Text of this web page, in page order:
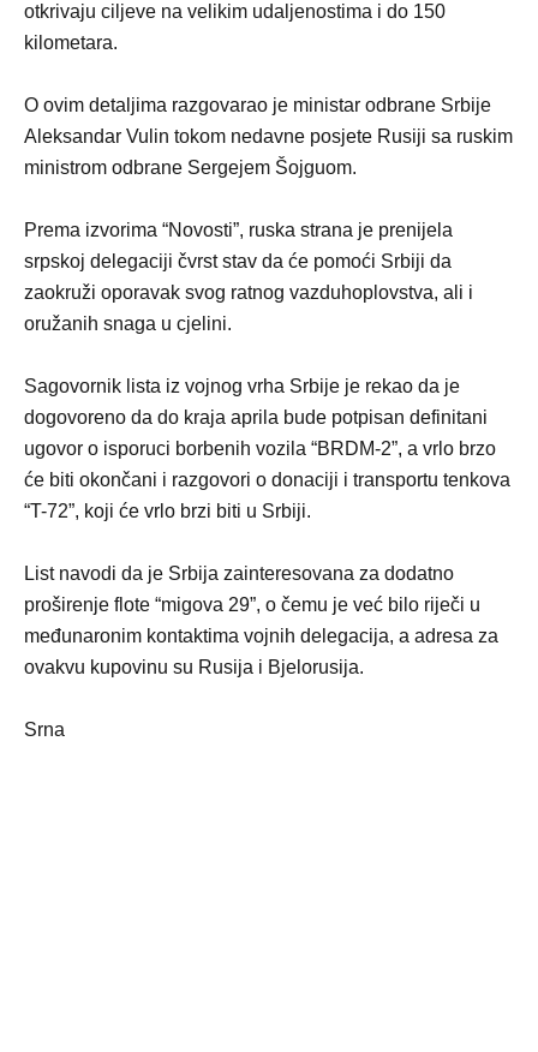
otkrivaju ciljeve na velikim udaljenostima i do 150
kilometara.
O ovim detaljima razgovarao je ministar odbrane Srbije
Aleksandar Vulin tokom nedavne posjete Rusiji sa ruskim
ministrom odbrane Sergejem Šojguom.
Prema izvorima “Novosti”, ruska strana je prenijela
srpskoj delegaciji čvrst stav da će pomoći Srbiji da
zaokruži oporavak svog ratnog vazduhoplovstva, ali i
oružanih snaga u cjelini.
Sagovornik lista iz vojnog vrha Srbije je rekao da je
dogovoreno da do kraja aprila bude potpisan definitani
ugovor o isporuci borbenih vozila “BRDM-2”, a vrlo brzo
će biti okončani i razgovori o donaciji i transportu tenkova
“T-72”, koji će vrlo brzi biti u Srbiji.
List navodi da je Srbija zainteresovana za dodatno
proširenje flote “migova 29”, o čemu je već bilo riječi u
međunaronim kontaktima vojnih delegacija, a adresa za
ovakvu kupovinu su Rusija i Bjelorusija.
Srna